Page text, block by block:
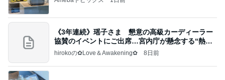
《3年連続》瑶子さま 懇意の高級カーディーラー
協賛のイベントにご出席…宮内庁が懸念する“熱心
すぎ
hirokoの✿Love＆Awakening✿ 8日前